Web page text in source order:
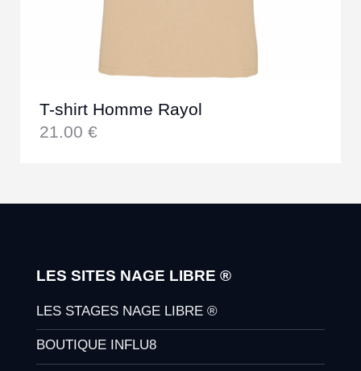
T-shirt Homme Rayol
21.00€
LES SITES NAGE LIBRE ®
LES STAGES NAGE LIBRE ®
BOUTIQUE INFLU8